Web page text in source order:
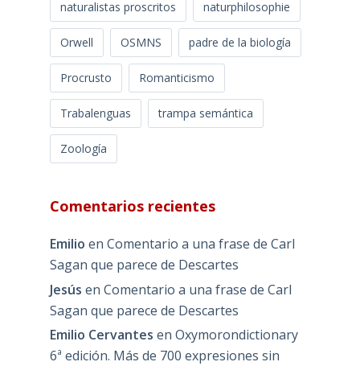
naturalistas proscritos naturphilosophie
Orwell OSMNS padre de la biología
Procrusto Romanticismo
Trabalenguas trampa semántica
Zoología
Comentarios recientes
Emilio en Comentario a una frase de Carl
Sagan que parece de Descartes
Jesús en Comentario a una frase de Carl
Sagan que parece de Descartes
Emilio Cervantes en Oxymorondictionary
6ª edición. Más de 700 expresiones sin